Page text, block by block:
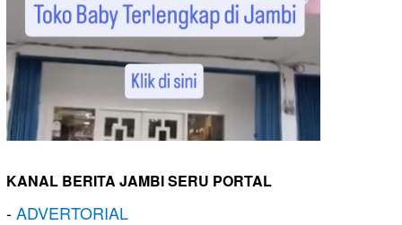
KANAL BERITA JAMBI SERU PORTAL
-ADVERTORIAL